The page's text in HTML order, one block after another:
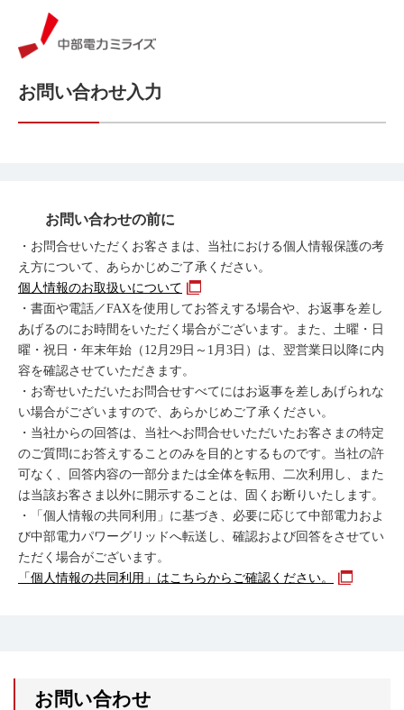
お問い合わせ入力
お問い合わせの前に
・お問合せいただくお客さまは、当社における個人情報保護の考
え方について、あらかじめご了承ください。
個人情報のお取扱いについて
・書面や電話／FAXを使用してお答えする場合や、お返事を差し
あげるのにお時間をいただく場合がございます。また、土曜・日
曜・祝日・年末年始（12月29日～1月3日）は、翌営業日以降に内
容を確認させていただきます。
・お寄せいただいたお問合せすべてにはお返事を差しあげられな
い場合がございますので、あらかじめご了承ください。
・当社からの回答は、当社へお問合せいただいたお客さまの特定
のご質問にお答えすることのみを目的とするものです。当社の許
可なく、回答内容の一部分または全体を転用、二次利用し、また
は当該お客さま以外に開示することは、固くお断りいたします。
・「個人情報の共同利用」に基づき、必要に応じて中部電力およ
び中部電力パワーグリッドへ転送し、確認および回答をさせてい
ただく場合がございます。
「個人情報の共同利用」はこちらからご確認ください。
お問い合わせ